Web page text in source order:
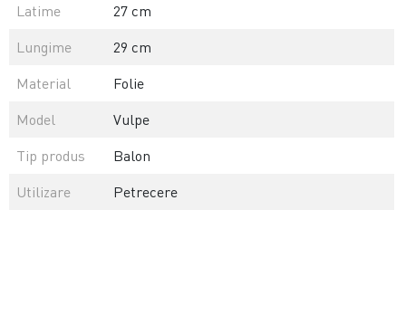
Latime
27 cm
Lungime
29 cm
Material
Folie
Model
Vulpe
Tip produs
Balon
Utilizare
Petrecere